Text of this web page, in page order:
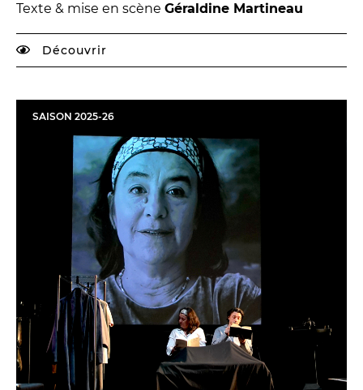
Texte & mise en scène Géraldine Martineau
Découvrir
SAISON 2025-26